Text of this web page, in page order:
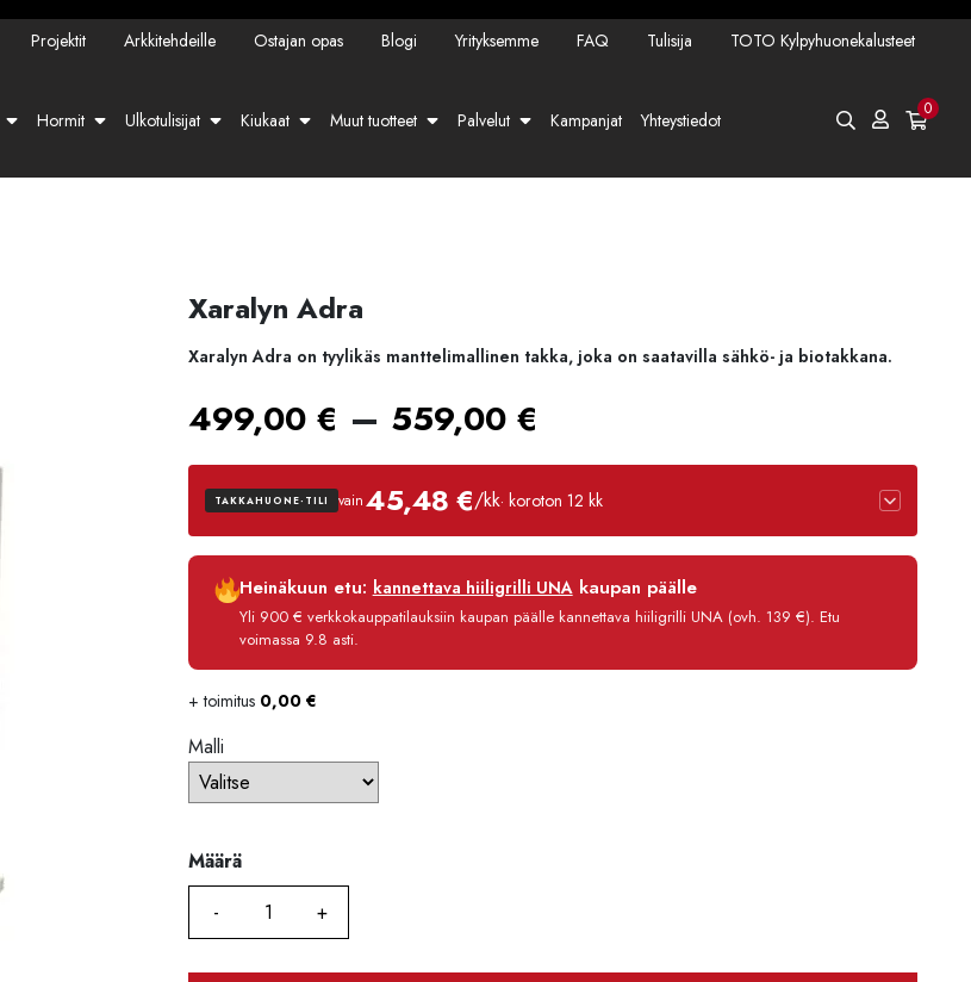
Projektit Arkkitehdeille Ostajan opas Blogi Yrityksemme FAQ Tulisija TOTO Kylpyhuonekalusteet
Hormit Ulkotulisijat Kiukaat Muut tuotteet Palvelut Kampanjat Yhteystiedot 0
Xaralyn Adra
Xaralyn Adra on tyylikäs manttelimallinen takka, joka on saatavilla sähkö- ja biotakkana.
499,00 € – 559,00 €
499,00 €
-
559,00 €
TAKKAHUONE-TILI vain45,48 €/kk· koroton 12 kk
Luottoaika
Korko
Käsittelymaksu
Heinäkuun etu: kannettava hiiligrilli UNAkaupan päälle
Yli 900 € verkkokauppatilauksiin kaupan päälle kannettava hiiligrilli UNA (ovh. 139 €). Etu
voimassa 9.8 asti.
+ toimitus 0,00 €
Malli
Määrä
Määrä